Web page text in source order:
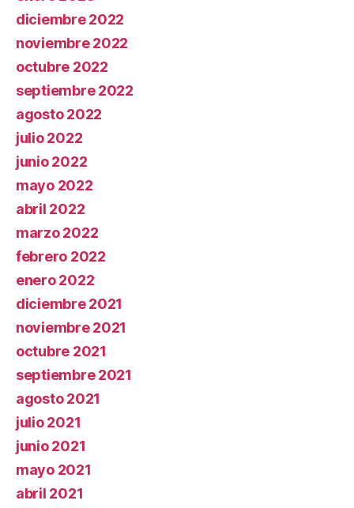
diciembre 2022
noviembre 2022
octubre 2022
septiembre 2022
agosto 2022
julio 2022
junio 2022
mayo 2022
abril 2022
marzo 2022
febrero 2022
enero 2022
diciembre 2021
noviembre 2021
octubre 2021
septiembre 2021
agosto 2021
julio 2021
junio 2021
mayo 2021
abril 2021